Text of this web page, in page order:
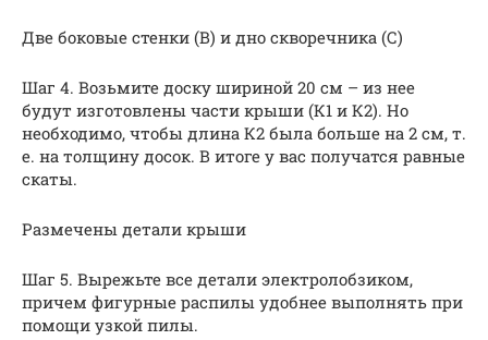
Две боковые стенки (В) и дно скворечника (С)
Шаг 4. Возьмите доску шириной 20 см – из нее
будут изготовлены части крыши (К1 и К2). Но
необходимо, чтобы длина К2 была больше на 2 см, т.
е. на толщину досок. В итоге у вас получатся равные
скаты.
Размечены детали крыши
Шаг 5. Вырежьте все детали электролобзиком,
причем фигурные распилы удобнее выполнять при
помощи узкой пилы.